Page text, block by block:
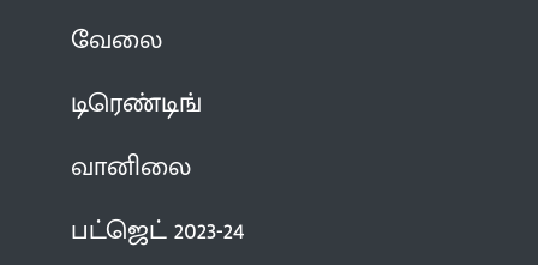
வேலை
டிரெண்டிங்
வானிலை
பட்ஜெட் 2023-24